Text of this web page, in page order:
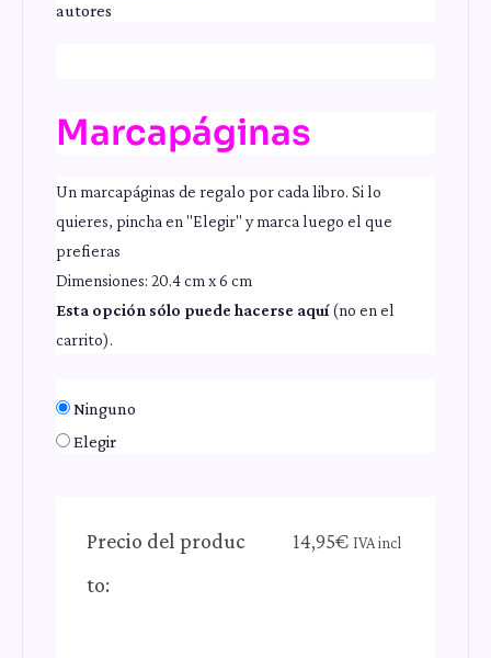
autores
Marcapáginas
Un marcapáginas de regalo por cada libro. Si lo
quieres, pincha en "Elegir" y marca luego el que
prefieras
Dimensiones: 20.4 cm x 6 cm
Esta opción sólo puede hacerse aquí(no en el
carrito).
Ninguno
Elegir
Precio del produc
to:
14,95€ IVA incl